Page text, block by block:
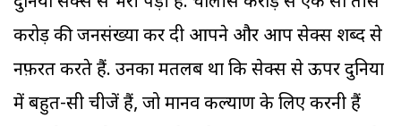
करोड़ की जनसंख्या कर दी आपने और आप सेक्स शब्द से
नफ़रत करते हैं. उनका मतलब था कि सेक्स से ऊपर दुनिया
में बहुत-सी चीजें हैं, जो मानव कल्याण के लिए करनी हैं